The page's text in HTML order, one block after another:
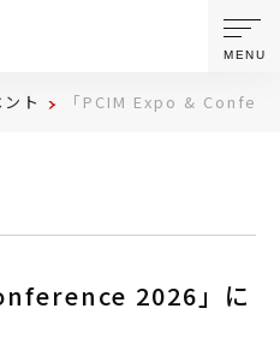
MENU
ト 「PCIM Expo &
2026」に